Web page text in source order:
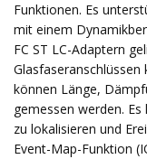
Funktionen. Es
mit einem
FC ST LC-Adaptern
können Länge,
gemessen werden.
zu lokalisieren und
Event-Map-Funktion